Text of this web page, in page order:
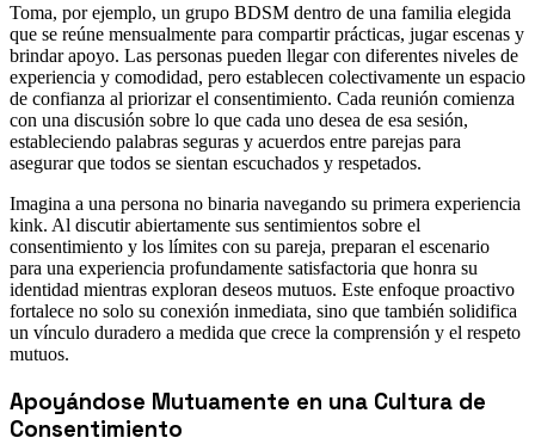
Toma, por ejemplo, un grupo BDSM dentro de una familia elegida
que se reúne mensualmente para compartir prácticas, jugar escenas y
brindar apoyo. Las personas pueden llegar con diferentes niveles de
experiencia y comodidad, pero establecen colectivamente un espacio
de confianza al priorizar el consentimiento. Cada reunión comienza
con una discusión sobre lo que cada uno desea de esa sesión,
estableciendo palabras seguras y acuerdos entre parejas para
asegurar que todos se sientan escuchados y respetados.
Imagina a una persona no binaria navegando su primera experiencia
kink. Al discutir abiertamente sus sentimientos sobre el
consentimiento y los límites con su pareja, preparan el escenario
para una experiencia profundamente satisfactoria que honra su
identidad mientras exploran deseos mutuos. Este enfoque proactivo
fortalece no solo su conexión inmediata, sino que también solidifica
un vínculo duradero a medida que crece la comprensión y el respeto
mutuos.
Apoyándose Mutuamente en una Cultura de
Consentimiento